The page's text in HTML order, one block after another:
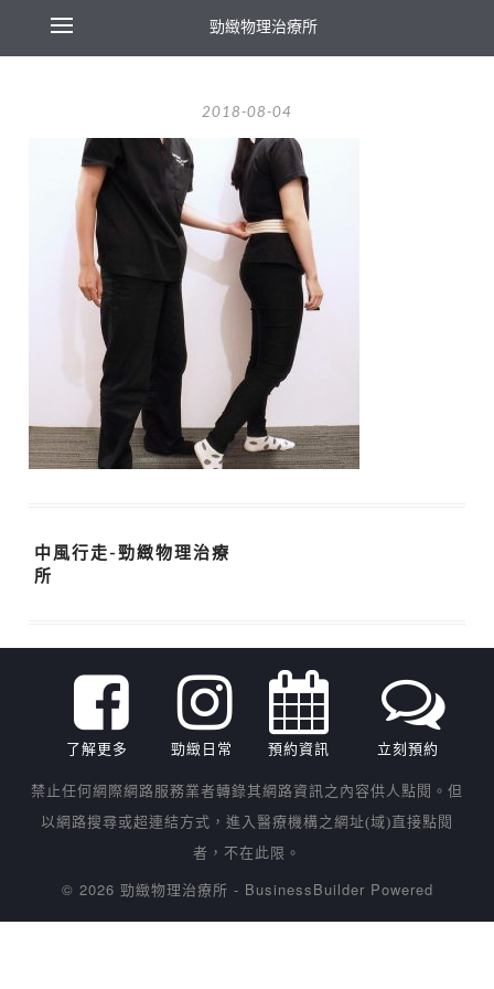
勁緻物理治療所
2018-08-04
中風行走-勁緻物理治療
所
了解更多 勁緻日常 預約資訊 立刻預約
禁止任何網際網路服務業者轉錄其網路資訊之內容供人點閱。但
以網路搜尋或超連結方式，進入醫療機構之網址(域)直接點閱
者，不在此限。
© 2026 勁緻物理治療所 - BusinessBuilder Powered